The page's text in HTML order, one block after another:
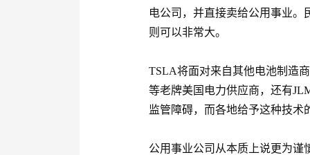
电公司，并直接卖给公用事业
则可以非常大。
TSLA将面对来自其他电池制造
等老牌美国电力供应商，还有
监管障碍，而各地给予这种技术
公用事业公司从本质上说更为谨